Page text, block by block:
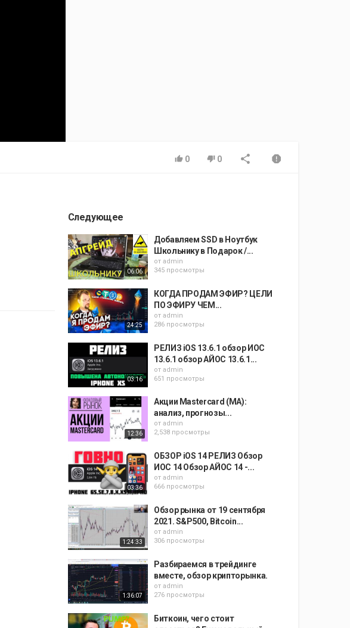
0 0
Следующее
06:06
Добавляем SSD в Ноутбук
Школьнику в Подарок /...
от admin
345 просмотры
24:25
КОГДА ПРОДАМ ЭФИР? ЦЕЛИ
ПО ЭФИРУ ЧЕМ...
от admin
286 просмотры
03:16
РЕЛИЗ iOS 13.6.1 обзор ИОС
13.6.1 обзор АЙОС 13.6.1...
от admin
651 просмотры
12:36
Акции Mastercard (MA):
анализ, прогнозы...
от admin
2,538 просмотры
03:36
ОБЗОР iOS 14 РЕЛИЗ Обзор
ИОС 14 Обзор АЙОС 14 -...
от admin
666 просмотры
1:24:33
Обзор рынка от 19 сентября
2021. S&P500, Bitcoin...
от admin
306 просмотры
1:36:07
Разбираемся в трейдинге
вместе, обзор крипторынка.
от admin
276 просмотры
Биткоин, чего стоит